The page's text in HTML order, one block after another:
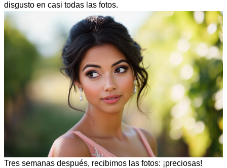
disgusto en casi todas las fotos.
Tres semanas después, recibimos las fotos: ¡preciosas!